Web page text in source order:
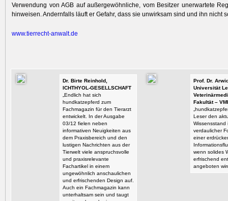
Verwendung von AGB auf außergewöhnliche, vom Besitzer unerwartete
hinweisen. Andernfalls läuft er Gefahr, dass sie unwirksam sind und ihn nicht
www.tierrecht-anwalt.de
Dr. Birte Reinhold,
ICHTHYOL-GESELLSCHAFT
„Endlich hat sich
hundkatzepferd zum
Fachmagazin für den Tierarzt
entwickelt. In der Ausgabe
03/12 fielen neben
informativen Neuigkeiten aus
dem Praxisbereich und den
lustigen Nachrichten aus der
Tierwelt viele anspruchsvolle
und praxisrelevante
Fachartikel in einem
ungewöhnlich anschaulichen
und erfrischenden Design auf.
Auch ein Fachmagazin kann
unterhaltsam sein und taugt
Prof. Dr.
Universität
Fakultät –
Leser den
Wissensstand
verdaulicher
einer
wenn solides
erfrischend
angeboten